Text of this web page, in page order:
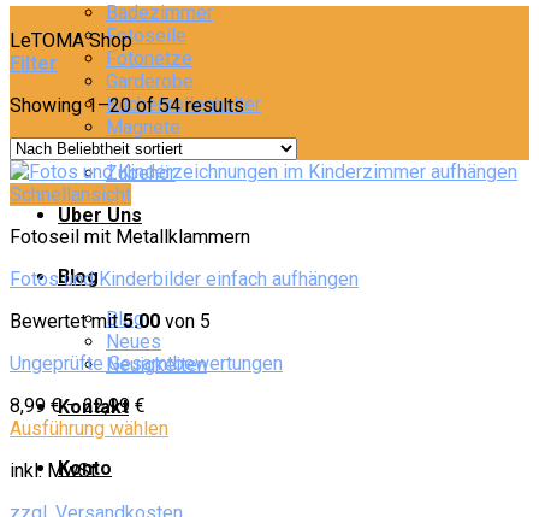
Badezimmer
Fotoseile
Fotonetze
Garderobe
Küchenrollenhalter
Magnete
Möbelgriffe
Zubehör
Über Uns
Blog
Blog
Neues
Neuigkeiten
Kontakt
Konto
LeTOMA Shop
Filter
Showing 1–20 of 54 results
Schnellansicht
Fotoseil mit Metallklammern
Fotos und Kinderbilder einfach aufhängen
Bewertet mit5.00 von 5
Ungeprüfte Gesamtbewertungen
8,99 €–22,99 €
Ausführung wählen
inkl. MwSt.